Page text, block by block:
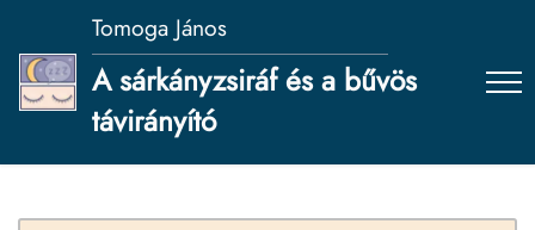
Tomoga János
A sárkányzsiráf és a bűvös
távirányító